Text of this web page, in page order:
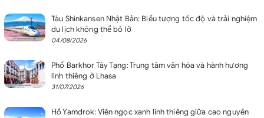
Tàu Shinkansen Nhật Bản: Biểu tượng tốc độ và trải nghiệm
du lịch không thể bỏ lỡ
04/08/2026
Phố Barkhor Tây Tạng: Trung tâm văn hóa và hành hương
linh thiêng ở Lhasa
31/07/2026
Hồ Yamdrok: Viên ngọc xanh linh thiêng giữa cao nguyên